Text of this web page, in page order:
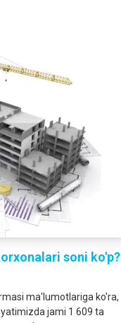
soni ko'p?
ma'lumotlariga ko'ra,
jami 1 609 ta